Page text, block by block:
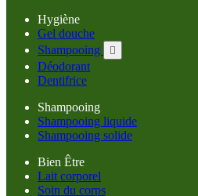
Hygiène
Gel douche
Shampooing

Déodorant
Dentifrice
Shampooing
Shampooing liquide
Shampooing solide
Bien Être
Lait corporel
Soin du corps